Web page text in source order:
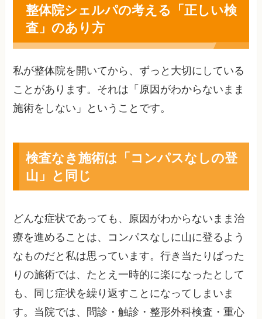
整体院シェルパの考える「正しい検
査」のあり方
私が整体院を開いてから、ずっと大切にしている
ことがあります。それは「原因がわからないまま
施術をしない」ということです。
検査なき施術は「コンパスなしの登
山」と同じ
どんな症状であっても、原因がわからないまま治
療を進めることは、コンパスなしに山に登るよう
なものだと私は思っています。行き当たりばった
りの施術では、たとえ一時的に楽になったとして
も、同じ症状を繰り返すことになってしまいま
す。当院では、問診・触診・整形外科検査・重心